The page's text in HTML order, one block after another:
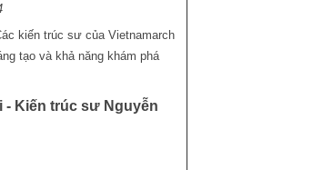
kiến trúc sư của Vietnamarch
tạo và khả năng khám phá
Kiến trúc sư Nguyễn